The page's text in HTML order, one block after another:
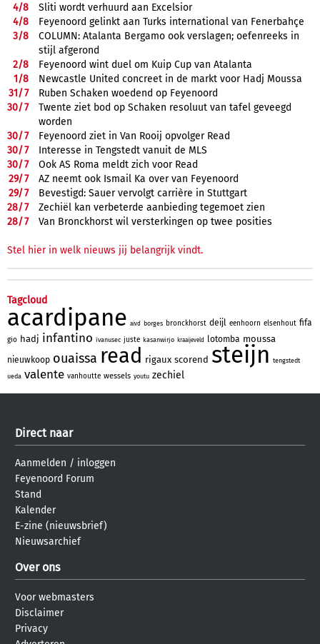
4/8
Sliti wordt verhuurd aan Excelsior
4/8
Feyenoord gelinkt aan Turks international van Fenerbahçe
3/8
COLUMN: Atalanta Bergamo ook verslagen; oefenreeks in
stijl afgerond
2/8
Feyenoord wint duel om Kuip Cup van Atalanta
1/8
Newcastle United concreet in de markt voor Hadj Moussa
31/7
Ruben Schaken woedend op Feyenoord
30/7
Twente ziet bod op Schaken resoluut van tafel geveegd
worden
30/7
Feyenoord ziet in Van Rooij opvolger Read
30/7
Interesse in Tengstedt vanuit de MLS
30/7
Ook AS Roma meldt zich voor Read
29/7
AZ neemt ook Ismail Ka over van Feyenoord
29/7
Bevestigd: Sauer vervolgt carrière in Stuttgart
28/7
Zechiël kan verbeterde aanbieding tegemoet zien
28/7 Van Bronckhorst wil versterkingen op twee posities
Stel hier in welk nieuws jij belangrijk vindt.
Tagcloud
acardipane aivd borges bronckhorst deijl eenhoorn elsenhout fifa
gio hadj infantino ivanusec juste kasanwirjo kraaijeveld lotomba moussa
nieuwkoop ouaissa read rigaux scorend steijn tengstedt
ueda valente vanhoutte wessels youtu zechiel
Direct naar
Aanmelden / inloggen
Feyenoord Forum
Stand
Kalender
E-zine (nieuwsbrief)
Nieuwsarchief
Over ons
Voor webmasters
Disclaimer
Privacy